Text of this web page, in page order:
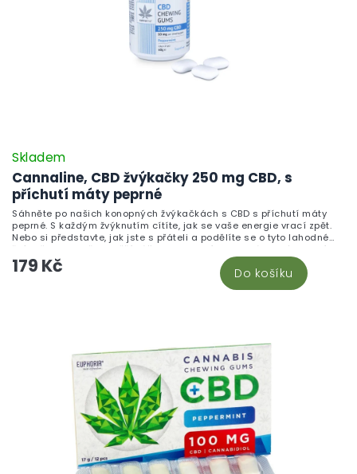
Cannaline, CBD žvýkačky 250 mg CBD, s
příchutí máty peprné
Skladem
179 Kč Do košíku
Sáhněte po našich konopných žvýkačkách s CBD s příchutí máty
peprné. S každým žvýknutím cítíte, jak se vaše energie vrací zpět.
Nebo si představte, jak jste s přáteli a podělíte se o tyto lahodné
žvýkačky. Nejenže osvěží váš dech, ale díky CBD vás také zklidní a
uvolní.